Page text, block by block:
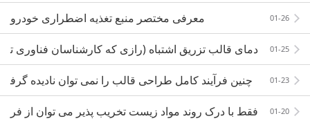
یقی
01-26 معرفی مختصر منبع تغذیه اضطراری خودرو
01-25
دمای قالب تزریق اشتباه (رازی که کارشناسان فناوری ت
زریق هرگز نمی گویند)
01-23
چنین فرآیند کامل طراحی قالب را نمی توان نادیده گرف
ت
01-20
فقط با درک روند مواد زیست تخریب پذیر می توان از فر